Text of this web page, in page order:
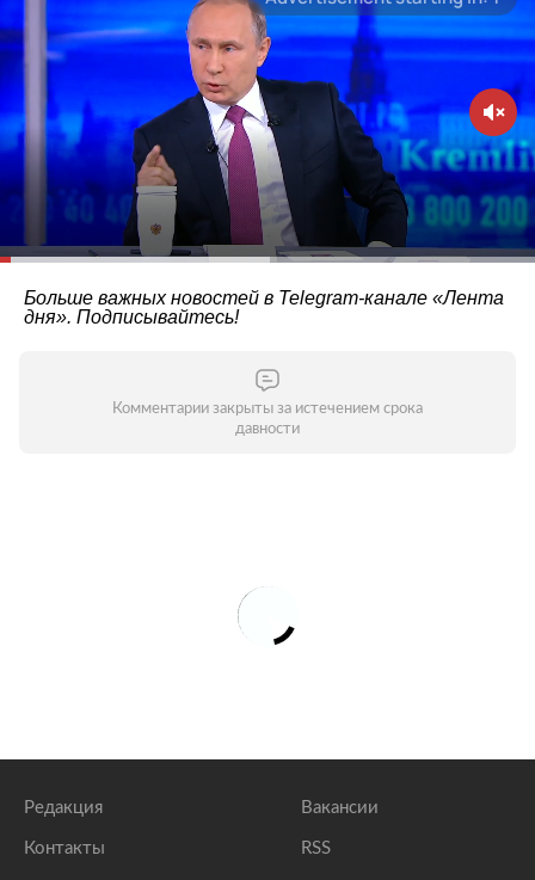
Больше важных новостей в Telegram-канале «Лента
дня». Подписывайтесь!
Комментарии закрыты за истечением срока
давности
Редакция
Контакты
Вакансии
RSS